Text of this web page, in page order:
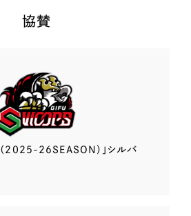
協賛
（2025-26SEASON）」 シルバ